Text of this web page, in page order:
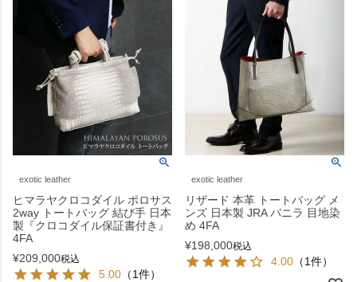
exotic leather
ヒマラヤクロコダイル ポロサス
2way トートバッグ 結び手 日本
製『クロコダイル保証書付き』
4FA
¥209,000税込
5.00 （1件）
exotic leather
リザード 本革 トートバッグ メ
ンズ 日本製 JRA バニラ 目地染
め 4FA
¥198,000税込
4.00 （1件）